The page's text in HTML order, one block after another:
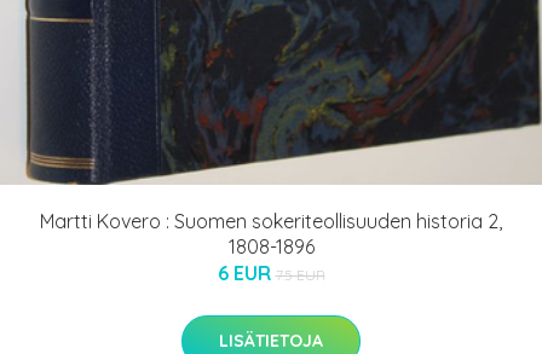
Martti Kovero : Suomen sokeriteollisuuden historia 2,
1808-1896
6 EUR 7.5 EUR
LISÄTIETOJA